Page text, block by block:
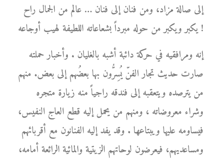
إلى صالة مزاد، ومن فنان إلى فنان … عالم من الجمال راح
يكبر ويكبر من حوله مبرداً بشعاعاته اللطيفة لهيب أوجاعه !
إنه ومرافقيه في حركة دائبة أشبه بالغليان . وأخبار حملته
صارت حديث تجار الفنّ يُسِرُّون بها بعضُهم إلى بعض. منهم
من يترصده ويتعقبه إلى فندقه راجياً منه زيارة متجره
وشراء معروضاته ، ومنهم من يحمل إليه قطع العاج النفيس،
فيساومه عليها ويبتاعها . وقد يفد إليه الفنانون مع أقربائهم
ومساعديهم، فيعرضون لوحاتهم الزيتية والمائية الرائعة أمامه،